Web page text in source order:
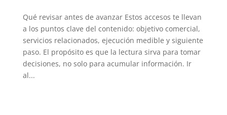
Qué revisar antes de avanzar Estos accesos te llevan
a los puntos clave del contenido: objetivo comercial,
servicios relacionados, ejecución medible y siguiente
paso. El propósito es que la lectura sirva para tomar
decisiones, no solo para acumular información. Ir
al...